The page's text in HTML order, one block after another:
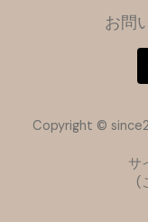
お問
Copyright ©
サ
(